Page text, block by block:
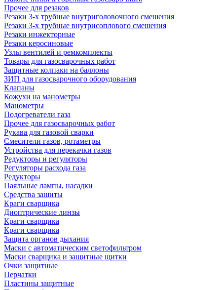
Прочее для резаков
Резаки 3-х трубные внутриголовочного смешения
Резаки 3-х трубные внутрисоплового смешения
Резаки инжекторные
Резаки керосиновые
Узлы вентилей и ремкомплекты
Товары для газосварочных работ
Защитные колпаки на баллоны
ЗИП для газосварочного оборудования
Клапаны
Кожухи на манометры
Манометры
Подогреватели газа
Прочее для газосварочных работ
Рукава для газовой сварки
Смесители газов, ротаметры
Устройства для перекачки газов
Редукторы и регуляторы
Регуляторы расхода газа
Редукторы
Паяльные лампы, насадки
Средства защиты
Краги сварщика
Диоптрические линзы
Краги сварщика
Краги сварщика
Защита органов дыхания
Маски с автоматическим светофильтром
Маски сварщика и защитные щитки
Очки защитные
Перчатки
Пластины защитные